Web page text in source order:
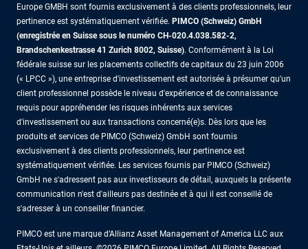
Europe GMBH sont fournis exclusivement à des clients professionnels, leur
pertinence est systématiquement vérifiée. PIMCO (Schweiz) GmbH
(enregistrée en Suisse sous le numéro CH-020.4.038.582-2,
Brandschenkestrasse 41 Zurich 8002, Suisse). Conformément à la Loi
fédérale suisse sur les placements collectifs de capitaux du 23 juin 2006
(« LPCC »), une entreprise d'investissement est autorisée à présumer qu'un
client professionnel possède le niveau d'expérience et de connaissance
requis pour appréhender les risques inhérents aux services
d'investissement ou aux transactions concerné(e)s. Dès lors que les
produits et services de PIMCO (Schweiz) GmbH sont fournis
exclusivement à des clients professionnels, leur pertinence est
systématiquement vérifiée. Les services fournis par PIMCO (Schweiz)
GmbH ne s'adressent pas aux investisseurs de détail, auxquels la présente
communication n'est d'ailleurs pas destinée et à qui il est conseillé de
s'adresser à un conseiller financier.
PIMCO est une marque d’Allianz Asset Management of America LLC aux